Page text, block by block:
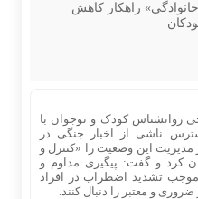
راهکار کاهش
روانشناس کودک و نوجوان با
ناشی از اخبار جنگی در
مدیریت این وضعیت را «کنترل و
کرد و گفت: پیگیری مداوم و
موجب تشدید اضطراب در افراد
و معتبر را دنبال کنند.